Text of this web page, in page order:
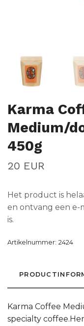
Karma
Medium/
450g
20 EUR
Het product is
en ontvang een e-
is.
Artikelnummer: 2424
Karma Coffee
specialty